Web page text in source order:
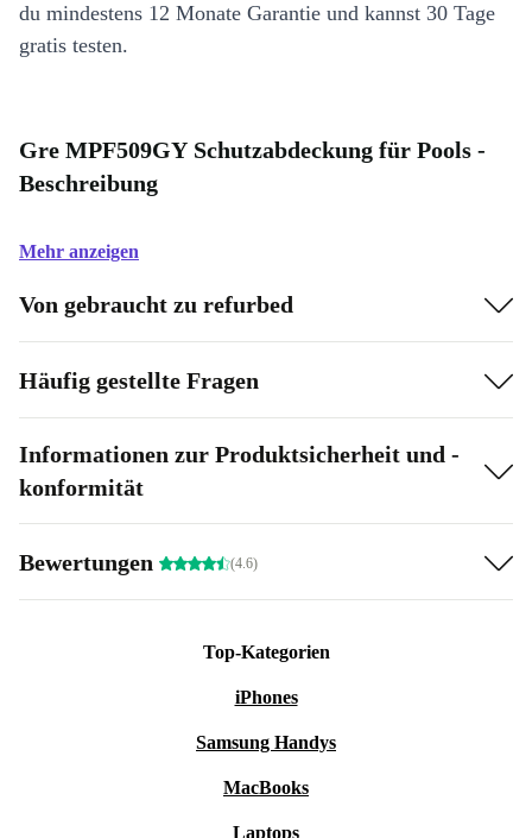
du mindestens 12 Monate Garantie und kannst 30 Tage
gratis testen.
Gre MPF509GY Schutzabdeckung für Pools -
Beschreibung
Mehr anzeigen
Von gebraucht zu refurbed
Häufig gestellte Fragen
Informationen zur Produktsicherheit und -
konformität
Bewertungen (4.6)
Top-Kategorien
iPhones
Samsung Handys
MacBooks
Laptops